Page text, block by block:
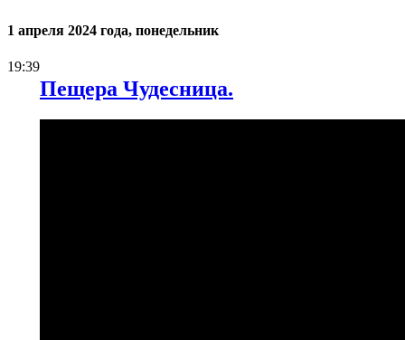
1 апреля 2024 года, понедельник
19:39
Пещера Чудесница.